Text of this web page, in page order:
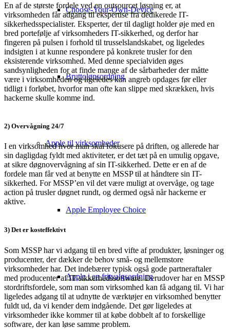
Choose-Your-Own-Device
Bruttolønsordning
Apple til virksomheder
Apple Employee Choice
Apple i en fritvalgsordning
En af de største fordele ved en outsourcet løsning er, at
virksomheden får adgang til ekspertise fra dedikerede IT-
sikkerhedsspecialister. Eksperter, der til dagligt holder øje med en
bred portefølje af virksomheders IT-sikkerhed, og derfor har
fingeren på pulsen i forhold til trusselslandskabet, og ligeledes
indsigten i at kunne respondere på konkrete trusler for den
eksisterende virksomhed. Med denne specialviden øges
sandsynligheden for at finde mange af de sårbarheder der måtte
være i virksomheden og ligeledes kan angreb opdages før eller
tidligt i forløbet, hvorfor man ofte kan slippe med skrækken, hvis
hackerne skulle komme ind.
2) Overvågning 24/7
I en virksomhed hvor man skal fokusere på driften, og allerede har
sin dagligdag fyldt med aktiviteter, er det tæt på en umulig opgave,
at sikre døgnovervågning af sin IT-sikkerhed. Dette er en af de
fordele man får ved at benytte en MSSP til at håndtere sin IT-
sikkerhed. For MSSP’en vil det være muligt at overvåge, og tage
action på trusler døgnet rundt, og dermed også når hackerne er
aktive.
3) Det er kosteffektivt
Som MSSP har vi adgang til en bred vifte af produkter, løsninger og
producenter, der dækker de behov små- og mellemstore
virksomheder har. Det indebærer typisk også gode partneraftaler
med producenter af IT-sikkerhedssoftware. Derudover har en MSSP
stordriftsfordele, som man som virksomhed kan få adgang til. Vi har
ligeledes adgang til at udnytte de værktøjer en virksomhed benytter
fuldt ud, da vi kender dem indgående. Det gør ligeledes at
virksomheder ikke kommer til at købe dobbelt af to forskellige
software, der kan løse samme problem.